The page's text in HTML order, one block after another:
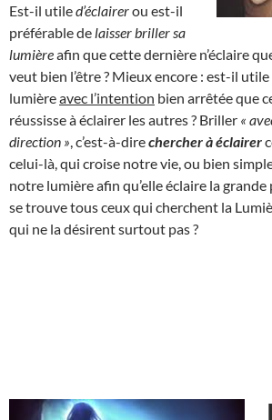
Est-il utiled’éclairerou est-il
préférable de laisser briller sa
lumièreafin que cette dernière n’éclaire
veut bien l’être ? Mieux encore : est-il
lumièreavec l’intention bien arrêtée que
réussisse à éclairer les autres ? Briller «
direction » , c’est-à-direchercher à éclairer
celui-là, qui croise notre vie, ou bien
notre lumière afin qu’elle éclaire la
se trouve tous ceux qui cherchent la
qui ne la désirent surtout pas ?